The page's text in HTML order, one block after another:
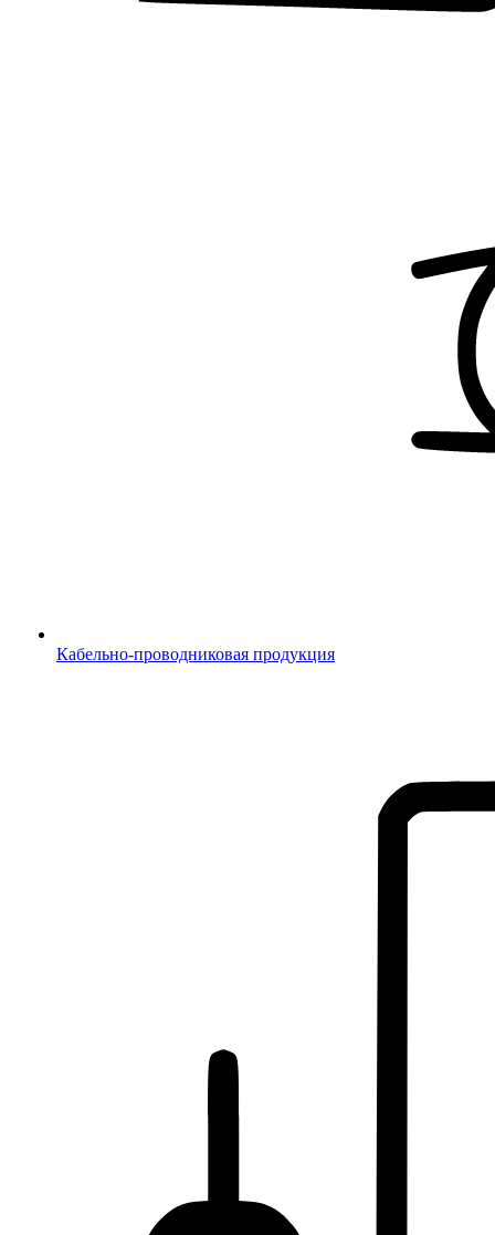
Кабельно-проводниковая продукция